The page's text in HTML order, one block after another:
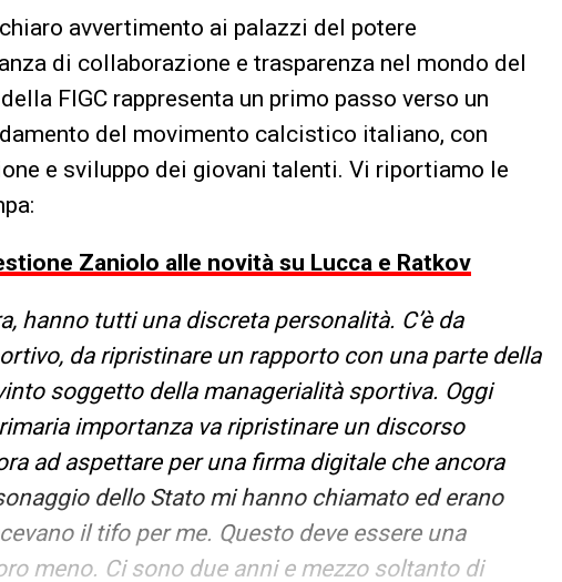
avvertimento ai palazzi del potere
di collaborazione e trasparenza nel mondo del
FIGC rappresenta un primo passo verso un
del movimento calcistico italiano, con
e sviluppo dei giovani talenti. Vi riportiamo le
Zaniolo alle novità su Lucca e Ratkov
hanno tutti una discreta personalità. C’è da
da ripristinare un rapporto con una parte della
soggetto della managerialità sportiva. Oggi
importanza va ripristinare un discorso
ad aspettare per una firma digitale che ancora
dello Stato mi hanno chiamato ed erano
il tifo per me. Questo deve essere una
meno. Ci sono due anni e mezzo soltanto di